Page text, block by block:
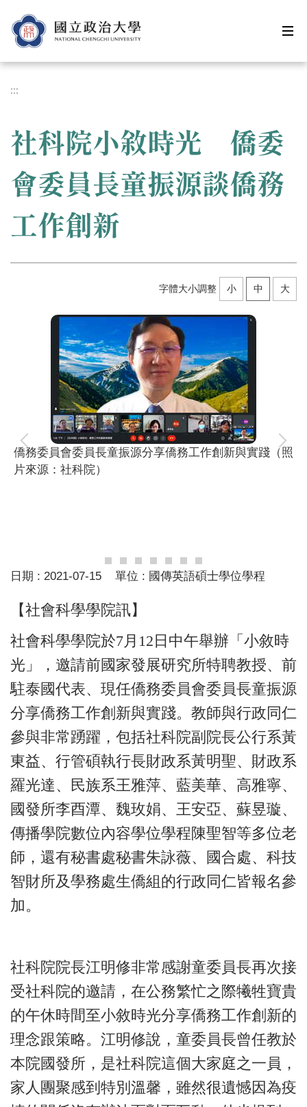
到
主
內
區
:::
社科院小敘時光 僑委
會委員長童振源談僑務
工作創新
字體大小調整 小 中 大
僑務委員會委員長童振源分享僑務工作創新與實踐（照
片來源：社科院）
日期 : 2021-07-15 單位 : 國傳英語碩士學位學程
【社會科學學院訊】
社會科學學院於7月12日中午舉辦「小敘時
光」，邀請前國家發展研究所特聘教授、前
駐泰國代表、現任僑務委員會委員長童振源
分享僑務工作創新與實踐。教師與行政同仁
參與非常踴躍，包括社科院副院長公行系黃
東益、行管碩執行長財政系黃明聖、財政系
羅光達、民族系王雅萍、藍美華、高雅寧、
國發所李酉潭、魏玫娟、王安亞、蘇昱璇、
傳播學院數位內容學位學程陳聖智等多位老
師，還有秘書處秘書朱詠薇、國合處、科技
智財所及學務處生僑組的行政同仁皆報名參
加。
社科院院長江明修非常感謝童委員長再次接
受社科院的邀請，在公務繁忙之際犧牲寶貴
的午休時間至小敘時光分享僑務工作創新的
理念跟策略。江明修說，童委員長曾任教於
本院國發所，是社科院這個大家庭之一員，
家人團聚感到特別溫馨，雖然很遺憾因為疫